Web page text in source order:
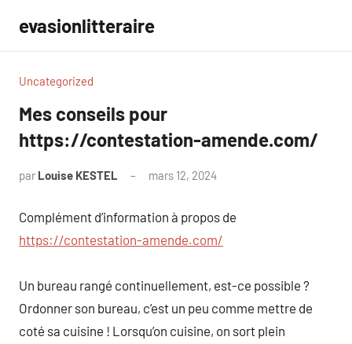
contenu
evasionlitteraire
Uncategorized
Mes conseils pour
https://contestation-amende.com/
par Louise KESTEL mars 12, 2024
Complément d’information à propos de
https://contestation-amende.com/
Un bureau rangé continuellement, est-ce possible ?
Ordonner son bureau, c’est un peu comme mettre de
coté sa cuisine ! Lorsqu’on cuisine, on sort plein